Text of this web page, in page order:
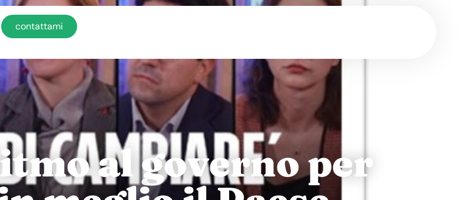
contattami
al governo per